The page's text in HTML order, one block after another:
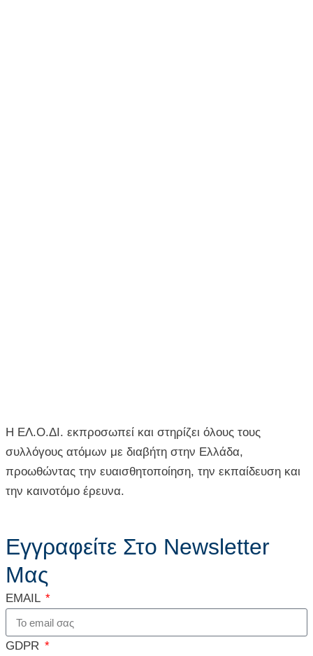
Η ΕΛ.Ο.ΔΙ. εκπροσωπεί και στηρίζει όλους τους
συλλόγους ατόμων με διαβήτη στην Ελλάδα,
προωθώντας την ευαισθητοποίηση, την εκπαίδευση και
την καινοτόμο έρευνα.
Εγγραφείτε Στο Newsletter
Μας
EMAIL
GDPR